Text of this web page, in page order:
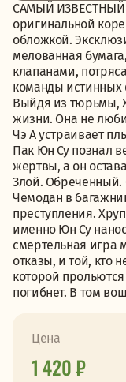
САМЫЙ ИЗВЕСТНЫЙ
оригинальной
обложкой.
мелованная
клапанами,
команды истинных
Выйдя из тюрьмы,
жизни. Она не
Чэ А устраивает
Пак Юн Су познал
жертвы, а он
Злой. Обреченный.
Чемодан в
преступления.
именно Юн Су
смертельная игра
отказы, и той, кто
которой
погибнет. В том
Цена
1 420 ₽